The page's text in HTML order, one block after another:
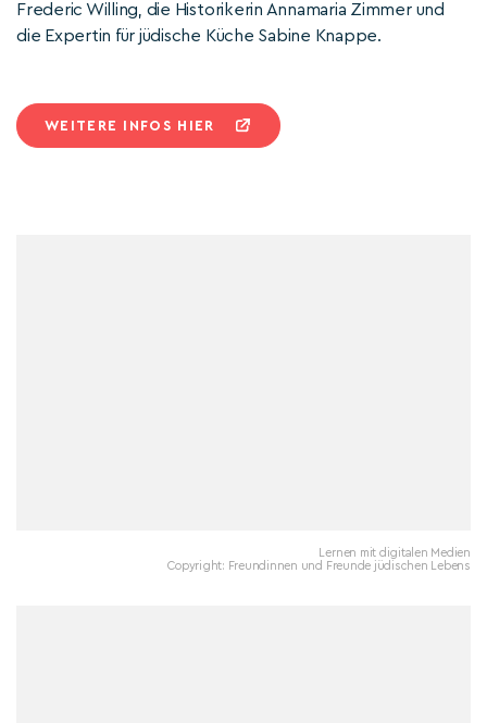
Frederic Willing, die Historikerin Annamaria Zimmer und
die Expertin für jüdische Küche Sabine Knappe.
WEITERE INFOS HIER
Lernen mit digitalen Medien
Copyright: Freundinnen und Freunde jüdischen Lebens